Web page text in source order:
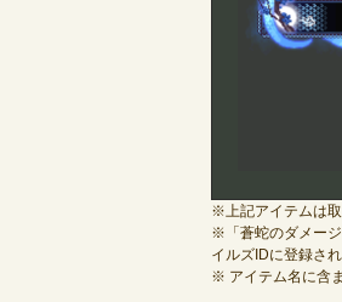
※上記アイテムは
※「蒼蛇のダメー
イルズIDに登録さ
※ アイテム名に含